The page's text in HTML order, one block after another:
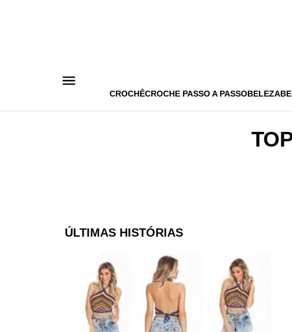
CROCHÊCROCHE PASSO A PASSOBELEZA
ÚLTIMAS HISTÓRIAS